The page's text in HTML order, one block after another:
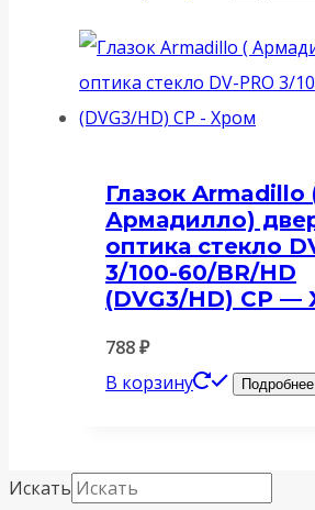
Глазок Armadillo
Армадилло)
оптика стекло
3/100-60/BR/HD
(DVG3/HD) CP —
788₽
В корзину
Подробнее
Искать